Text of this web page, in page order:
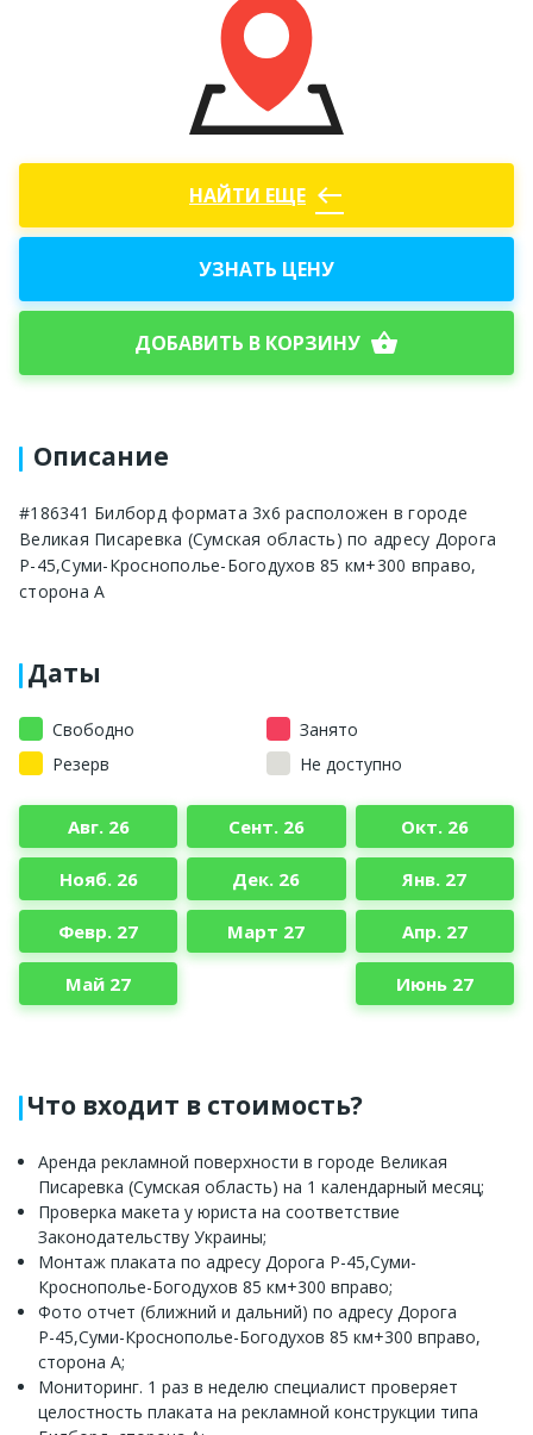
НАЙТИ ЕЩЕ west
УЗНАТЬ ЦЕНУ
ДОБАВИТЬ В КОРЗИНУ shopping_basket
Описание
#186341 Билборд формата 3х6 расположен в городе
Великая Писаревка (Сумская область) по адресу Дорога
Р-45,Суми-Кроснополье-Богодухов 85 км+300 вправо,
сторона А
Даты
Свободно
Занято
Резерв
Не доступно
Авг. 26 Сент. 26 Окт. 26
Нояб. 26 Дек. 26 Янв. 27
Февр. 27 Март 27 Апр. 27
Май 27 Июнь 27
Что входит в стоимость?
Аренда рекламной поверхности в городе Великая
Писаревка (Сумская область) на 1 календарный месяц;
Проверка макета у юриста на соответствие
Законодательству Украины;
Монтаж плаката по адресу Дорога Р-45,Суми-
Кроснополье-Богодухов 85 км+300 вправо;
Фото отчет (ближний и дальний) по адресу Дорога
Р-45,Суми-Кроснополье-Богодухов 85 км+300 вправо,
сторона А;
Мониторинг. 1 раз в неделю специалист проверяет
целостность плаката на рекламной конструкции типа